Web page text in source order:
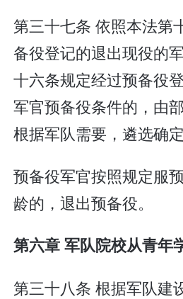
第三十七条 依照本法第
备役登记的退出现役的
十六条规定经过预备役
军官预备役条件的，由
根据军队需要，遴选确
预备役军官按照规定服
龄的，退出预备役。
第六章 军队院校从青年
第三十八条 根据军队建